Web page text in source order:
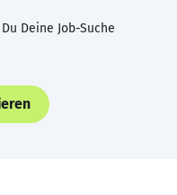
Deine Job-Suche